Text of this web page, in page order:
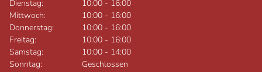
Dienstag:
10:00 - 16:00
Mittwoch:
10:00 - 16:00
Donnerstag:
10:00 - 16:00
Freitag:
10:00 - 16:00
Samstag:
10:00 - 14:00
Sonntag:
Geschlossen